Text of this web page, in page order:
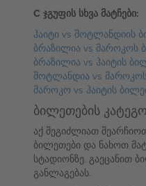
C ჯგუფის სხვა მატჩები:
ჰაიტი vs შოტლანდიის
ბრაზილია vs მაროკოს
ბრაზილია vs ჰაიტის
შოტლანდია vs
მაროკო vs ჰაიტის
ბილეთების
აქ შეგიძლიათ
ბილეთები და ნახოთ
სტადიონზე. გაეცანით
განლაგებას.